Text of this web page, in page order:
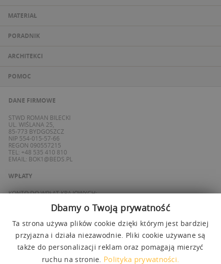
MATERIAŁ
PORADNIK
ARCHITEKCI
POMOC
DANE FIRMOWE
STWD ROMAN BILECKI
UL. WIŚLANA 25,
85-773 BYDGOSZCZ
NIP 554-015-57-66
REGON 090557215
TEL: +48 535 410 810
EMAIL: BOK1@BEDS.PL
WPŁATY
KONTO DO WPŁAT KRAJOWYCH:
69 1050 1139 1000 0090 8355 0765
KONTO DO WPŁAT SPOZA POLSKI / FOREIGN PAYMENTS:
BANK ING
PL 27 1050 1139 1000 0090 8358 3337
SWIFT: INGBPLPW
OBSŁUGUJEMY PŁATNOŚCI
Dbamy o Twoją prywatność
Ta strona używa plików cookie dzięki którym jest bardziej
przyjazna i działa niezawodnie. Pliki cookie używane są
także do personalizacji reklam oraz pomagają mierzyć
ruchu na stronie. Polityka prywatności.